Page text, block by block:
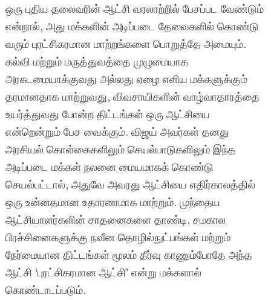
ஒரு புதிய தலைவரின் ஆட்சி வரலாற்றில் பேசப்பட வேண்டும்
என்றால், அது மக்களின் அடிப்படை தேவைகளில் கொண்டு
வரும் புரட்சிகரமான மாற்றங்களை பொறுத்தே அமையும்.
கல்வி மற்றும் மருத்துவத்தை முழுமையாக
அரசுடமையாக்குவது அல்லது ஏழை எளிய மக்களுக்கும்
தரமானதாக மாற்றுவது, விவசாயிகளின் வாழ்வாதாரத்தை
உயர்த்துவது போன்ற திட்டங்கள் ஒரு ஆட்சியை
என்றென்றும் பேச வைக்கும். விஜய் அவர்கள் தனது
அரசியல் கொள்கைகளிலும் செயல்பாடுகளிலும் இந்த
அடிப்படை மக்கள் நலனை மையமாகக் கொண்டு
செயல்பட்டால், அதுவே அவரது ஆட்சியை எதிர்காலத்தில்
ஒரு உன்னதமான உதாரணமாக மாற்றும். முந்தைய
ஆட்சியாளர்களின் சாதனைகளை தாண்டி, சமகால
பிரச்சினைகளுக்கு நவீன தொழில்நுட்பங்கள் மற்றும்
நேர்மையான திட்டங்கள் மூலம் தீர்வு காணும்போதே அந்த
ஆட்சி ‘புரட்சிகரமான ஆட்சி’ என்று மக்களால்
கொண்டாடப்படும்.